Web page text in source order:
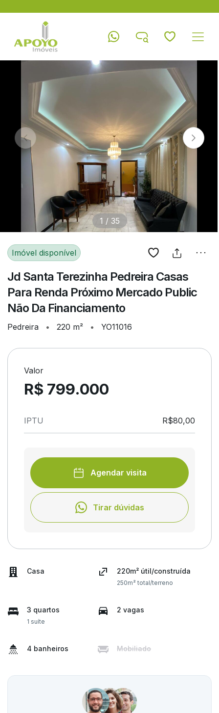
1 / 35
Imóvel disponível
Jd Santa Terezinha Pedreira Casas
Para Renda Próximo Mercado Public
Não Da Financiamento
Pedreira • 220 m² • YO11016
Valor
R$ 799.000
IPTU R$80,00
Agendar visita
Tirar dúvidas
Casa 220m² útil/construída
250m² total/terreno
3 quartos
1 suíte
2 vagas
4 banheiros Mobiliado